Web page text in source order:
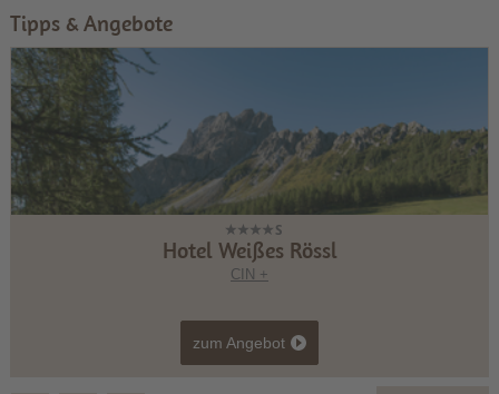
Tipps & Angebote
Hotel Weißes Rössl
CIN +
zum Angebot